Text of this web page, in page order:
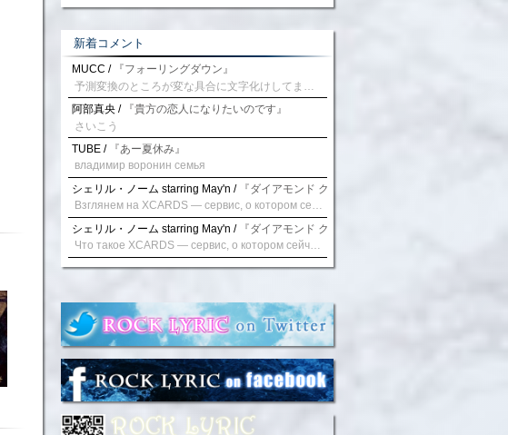
新着コメント
MUCC / 『フォーリングダウン』
阿部真央 / 『貴方の恋人になりたいのです』
さいこう
TUBE / 『あー夏休み』
владимир воронин семья
シェリル・ノーム starring May'n / 『ダイアモンド クレバス/射手座☆午後九時 Don't be
シェリル・ノーム starring May'n / 『ダイアモンド クレバス/射手座☆午後九時 Don't be
Что такое XCARDS — сервис, о котором сейчас говорят. Буквально на днях заметил о интересный бренд XCARDS, он помогает создавать онлайн карты чтобы управлять бюджетами. Ключевые преимущества: Выпуск занимает всего считанные минуты. Платформа даёт возможность оформить множество карт для разных целей. Есть поддержка в любое время суток включая персонального менеджера. Есть контроль без задержек — транзакции, уведомления, аналитика — всё под рукой. Возможные нюансы: Регистрация: европейская юрисдикция — желательно убедиться, что сервис можно использовать без нарушений. Финансовые условия: возможно, есть скрытые комиссии, поэтому лучше внимательно прочитать договор. Отзывы пользователей: по отзывам поддержка работает быстро. Надёжность системы: внедрены базовые меры безопасности, но всё равно советую не хранить большие суммы на карте. Вывод: В целом платформа кажется отличным помощником для маркетологов. Платформа сочетает скорость, удобство и гибкость. Как вы думаете? Пользовались ли вы XCARDS? Поделитесь опытом — будет интересно сравнить. Виртуальные карты для бизнеса